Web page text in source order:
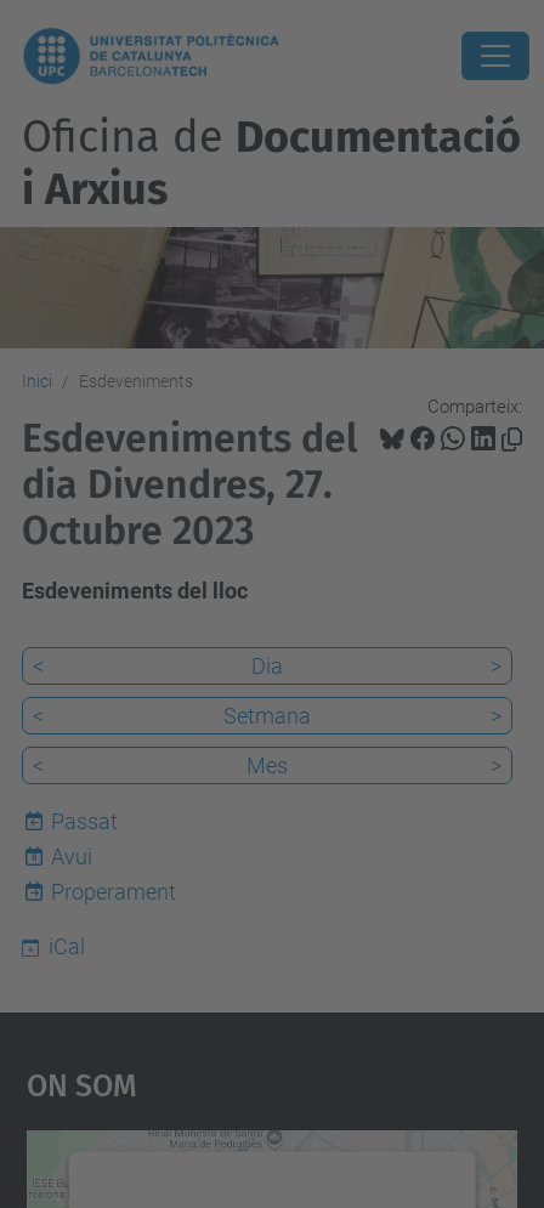
Oficina de Documentació
i Arxius
Inici Esdeveniments
Comparteix:
Esdeveniments del
dia Divendres, 27.
Octubre 2023
Esdeveniments del lloc
< Dia
>
<
Setmana
>
<
Mes >
Passat
8
Avui
Properament
iCal
On Som